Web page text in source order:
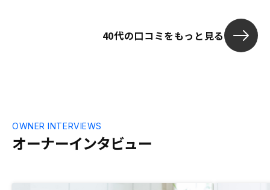
には安定したリターンが見込めます。空室
40代の口コミをもっと見る
オーナーインタビュー
OWNER INTERVIEWS